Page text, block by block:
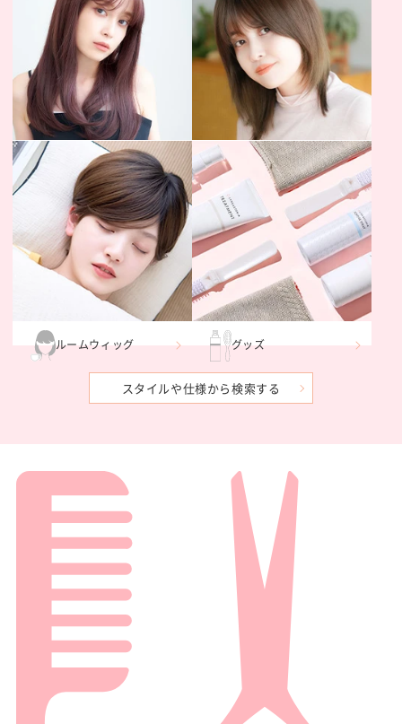
フルウィッグ
ロング
ヘアピース・部分ウィ
ッグ
ルームウィッグ グッズ
スタイルや仕様から検索する